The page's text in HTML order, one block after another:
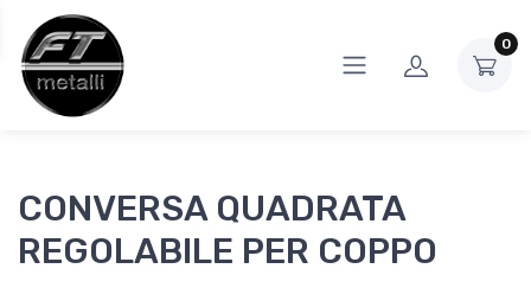
0
CONVERSA QUADRATA
REGOLABILE PER COPPO